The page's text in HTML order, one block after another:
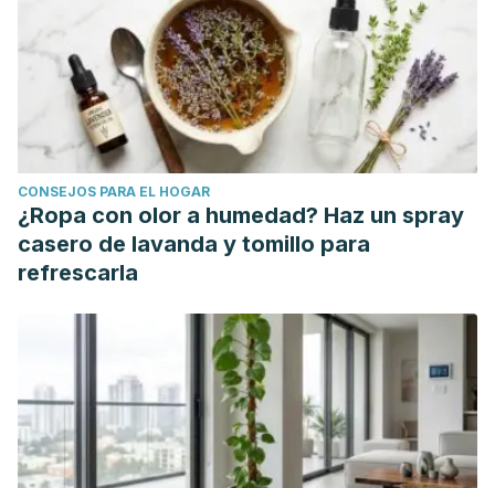
Restrepo, Alejandro, Agudelo Ochoa, Gloria María,
Manjarrés, Luz Mariela, Parra Sosa, Beatriz Elena, Parra
Marín, María Victoria, Bedoya Berrío, Gabriel De Jesús,
Velásquez Rodríguez, Claudia María, Efecto de una
intervención con ejercicio físico y orientación nutricional
sobre componentes del síndrome metabólico en jóvenes
con exceso de peso. Iatreia [Internet]. 2013;26(1):34-43.
Recuperado de: https://www.redalyc.org/articulo.oa?
id=180525608004
Ejercicio Físico En Los Adolescentes Food and Exercise
Habits in Teenagers.” Revista Pediatría de Atención
Primaria 18 (2016): 221–229. Disponible en:
http://archivos.pap.es/files/1116-2179-
pdf/Habitos_alimentacion_y_ejercicio.pdf
Pozo Calvo, Amparo, HORAS DE SUEÑO DIARIO EN
CONSEJOS PARA EL HOGAR
¿Ropa con olor a humedad? Haz un spray
casero de lavanda y tomillo para
refrescarla